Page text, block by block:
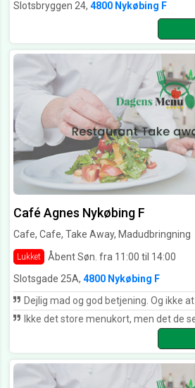
Slotsbryggen 24, 4800 Nykøbing F
Café Agnes Nykøbing F
Cafe, Cafe, Take Away, Madudbringning
Lukket Åbent Søn. fra 11:00 til 14:00
Slotsgade 25A, 4800 Nykøbing F
Dejlig mad og god betjening. Og ikke at glemme, billigt.
Ikke det store menukort, men det de servere er fremragende -